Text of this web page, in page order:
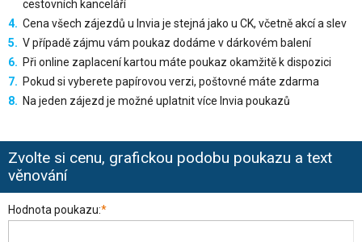
cestovních kanceláří
Cena všech zájezdů u Invia je stejná jako u CK, včetně akcí a slev
V případě zájmu vám poukaz dodáme v dárkovém balení
Při online zaplacení kartou máte poukaz okamžitě k dispozici
Pokud si vyberete papírovou verzi, poštovné máte zdarma
Na jeden zájezd je možné uplatnit více Invia poukazů
Zvolte si cenu, grafickou podobu poukazu a text
věnování
Hodnota poukazu:*